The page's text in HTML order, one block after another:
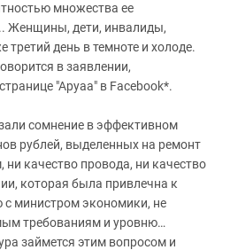
множества ее
Женщины, дети, инвалиды,
день в темноте и холоде.
в заявлении,
"Аруаа" в Facebook*.
сомнение в эффективном
рублей, выделенных на ремонт
качество провода, ни качество
которая была привлечна к
с министром экономики, не
требованиям и уровню…
займется этим вопросом и